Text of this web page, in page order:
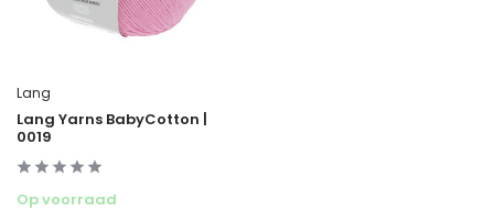
Lang
Lang Yarns BabyCotton |
0019
Op voorraad